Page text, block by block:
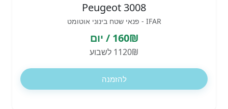
Peugeot 3008
IFAR - פנאי שטח בינוני אוטומט
160₪ / יום
1120₪ לשבוע
להזמנה